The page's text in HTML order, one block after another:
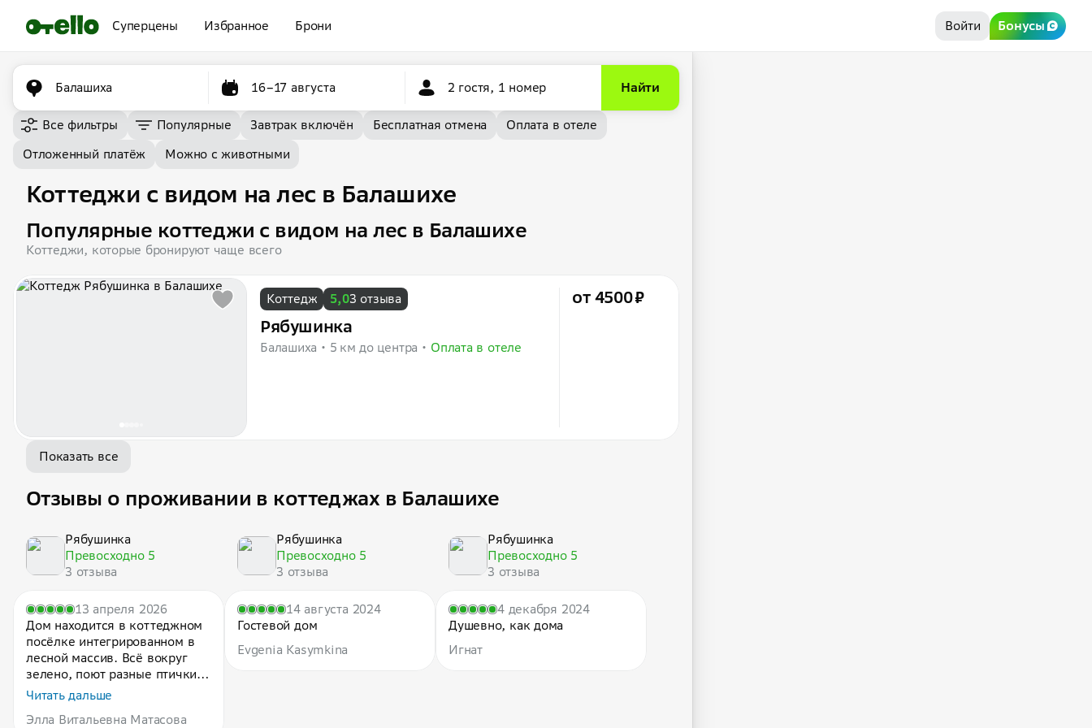
Суперцены Избранное Брони Войти Бонусы
Балашиха 16–17 августа 2 гостя, 1 номер Найти
Все фильтры Популярные Завтрак включён Бесплатная отмена
Оплата в отеле
Отложенный платёж
Можно с животными
Коттеджи с видом на лес в Балашихе
Популярные коттеджи с видом на лес в Балашихе
Коттеджи, которые бронируют чаще всего
Коттедж 5,03 отзыва
Рябушинка
Балашиха 5 км до центра Оплата в отеле
от 4500 ₽
Показать все
Отзывы о проживании в коттеджах в Балашихе
Рябушинка
Превосходно 5
3 отзыва
13 апреля 2026
Дом находится в коттеджном
посёлке интегрированном в
лесной массив. Всё вокруг
зелено, поют разные птички,
резвятся белки, которых
заботливый хозяин кормит
грецкими орехами.
Читать дальше
Элла Витальевна Матасова
Рябушинка
Превосходно 5
3 отзыва
14 августа 2024
Гостевой дом
Evgenia Kasymkina
Рябушинка
Превосходно 5
3 отзыва
4 декабря 2024
Душевно, как дома
Игнат